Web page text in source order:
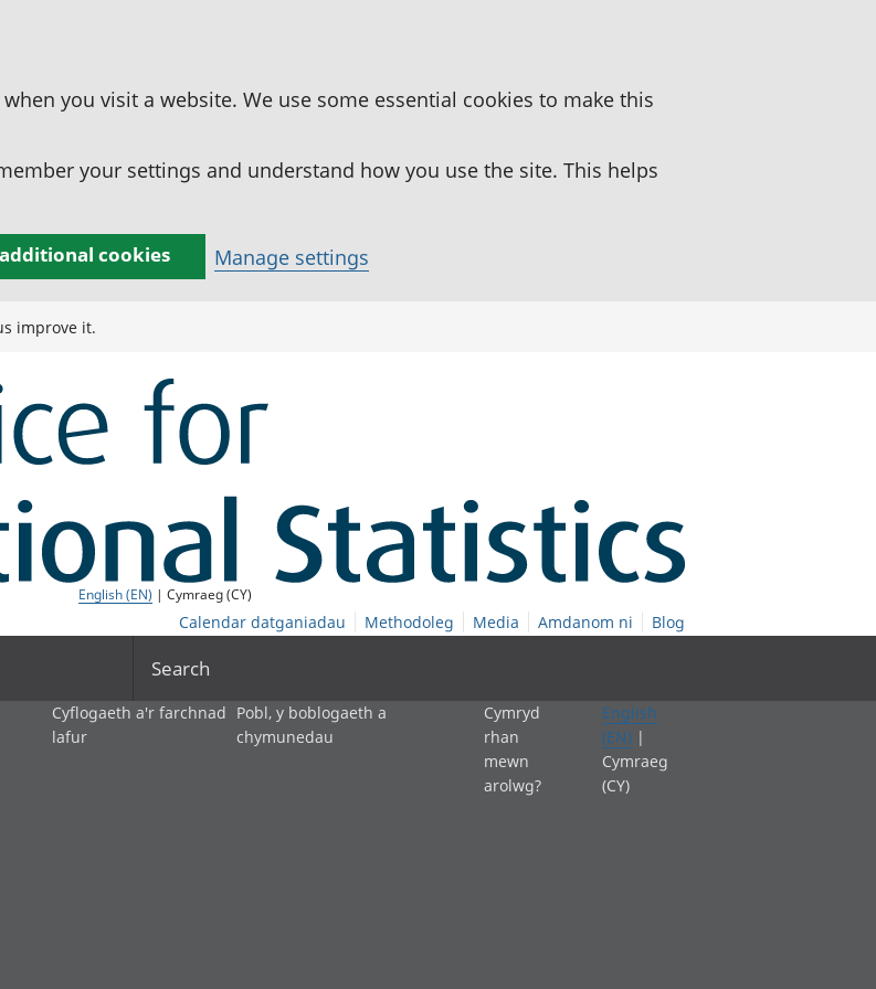
you visit a website. We use some essential cookies to make this
your settings and understand how you use the site. This helps
cookies Manage settings
improve it.
English (EN) | Cymraeg (CY)
Calendar datganiadau Methodoleg Media Amdanom ni Blog
Search
Cyflogaeth a'r farchnad
lafur
Pobl, y boblogaeth a
chymunedau
Cymryd
rhan
mewn
arolwg?
English
(EN) |
Cymraeg
(CY)